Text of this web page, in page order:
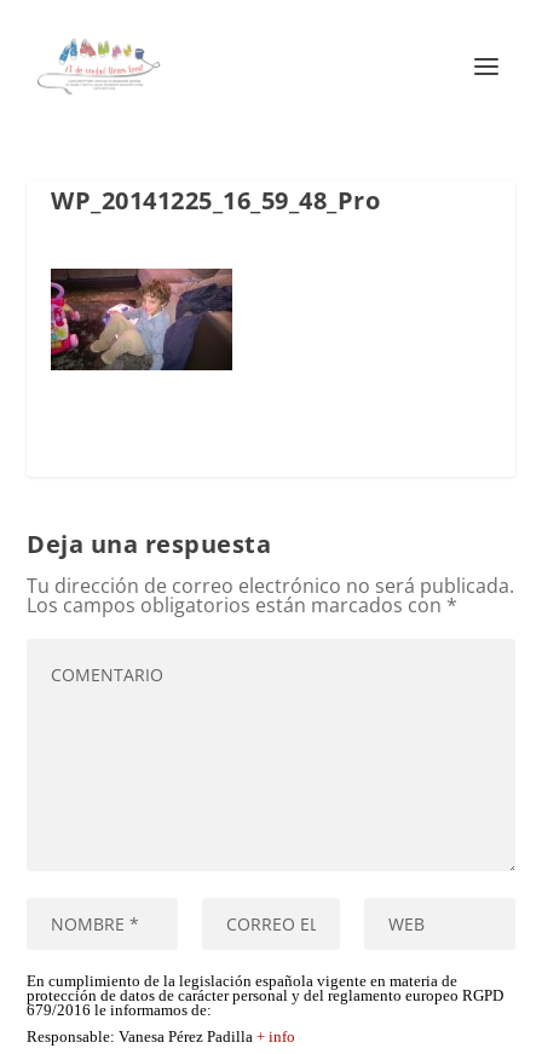
WP_20141225_16_59_48_Pro
Deja una respuesta
Tu dirección de correo electrónico no será publicada.
Los campos obligatorios están marcados con *
En cumplimiento de la legislación española vigente en materia de
protección de datos de carácter personal y del reglamento europeo RGPD
679/2016 le informamos de:
Responsable: Vanesa Pérez Padilla+ info